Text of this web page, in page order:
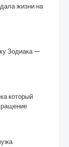
жизни на
Зодиака —
который